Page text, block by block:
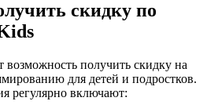
скидку по
получить скидку на
для детей и подростков.
регулярно включают: